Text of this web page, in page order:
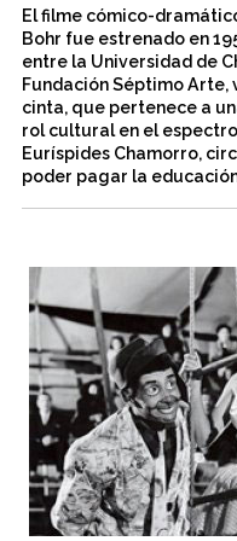
PERIODISMO
Estudiantes
El filme cómico-
Bohr fue estrenado en
entre la Universidad de
Fundación Séptimo
cinta, que pertenece a
rol cultural en el
Euríspides Chamorro,
poder pagar la